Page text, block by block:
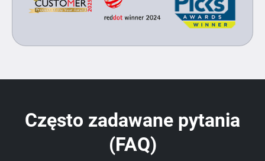
Często zadawane pytania
(FAQ)